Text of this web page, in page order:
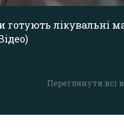
Переглянути всі
готують лікувальні